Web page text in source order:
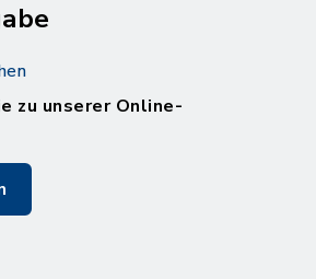
zu unserer Online-